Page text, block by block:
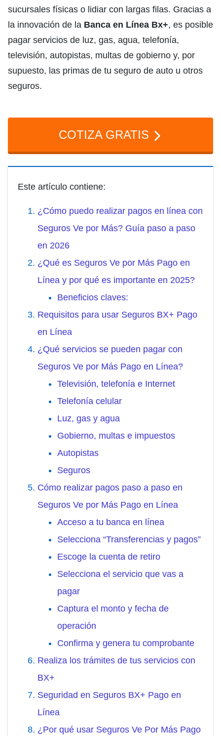
sucursales físicas o lidiar con largas filas. Gracias a
la innovación de la Banca en Línea Bx+, es posible
pagar servicios de luz, gas, agua, telefonía,
televisión, autopistas, multas de gobierno y, por
supuesto, las primas de tu seguro de auto u otros
seguros.
COTIZA GRATIS
Este artículo contiene:
¿Cómo puedo realizar pagos en línea con
Seguros Ve por Más? Guía paso a paso
en 2026
¿Qué es Seguros Ve por Más Pago en
Línea y por qué es importante en 2025?
Beneficios claves:
Requisitos para usar Seguros BX+ Pago
en Línea
¿Qué servicios se pueden pagar con
Seguros Ve por Más Pago en Línea?
Televisión, telefonía e Internet
Telefonía celular
Luz, gas y agua
Gobierno, multas e impuestos
Autopistas
Seguros
Cómo realizar pagos paso a paso en
Seguros Ve por Más Pago en Línea
Acceso a tu banca en línea
Selecciona “Transferencias y pagos”
Escoge la cuenta de retiro
Selecciona el servicio que vas a
pagar
Captura el monto y fecha de
operación
Confirma y genera tu comprobante
Realiza los trámites de tus servicios con
BX+
Seguridad en Seguros BX+ Pago en
Línea
¿Por qué usar Seguros Ve Por Más Pago